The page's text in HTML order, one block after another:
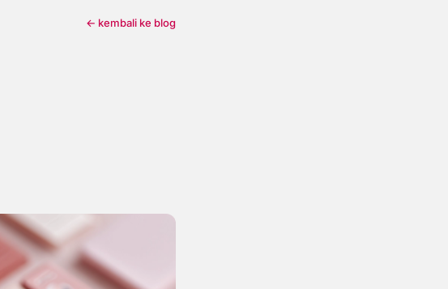
← kembali ke blog